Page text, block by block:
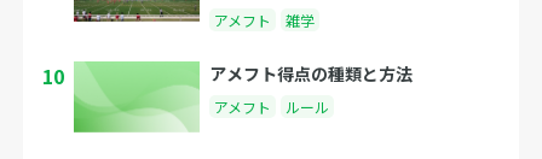
アメフト 雑学
10 アメフト得点の種類と方法
アメフト ルール